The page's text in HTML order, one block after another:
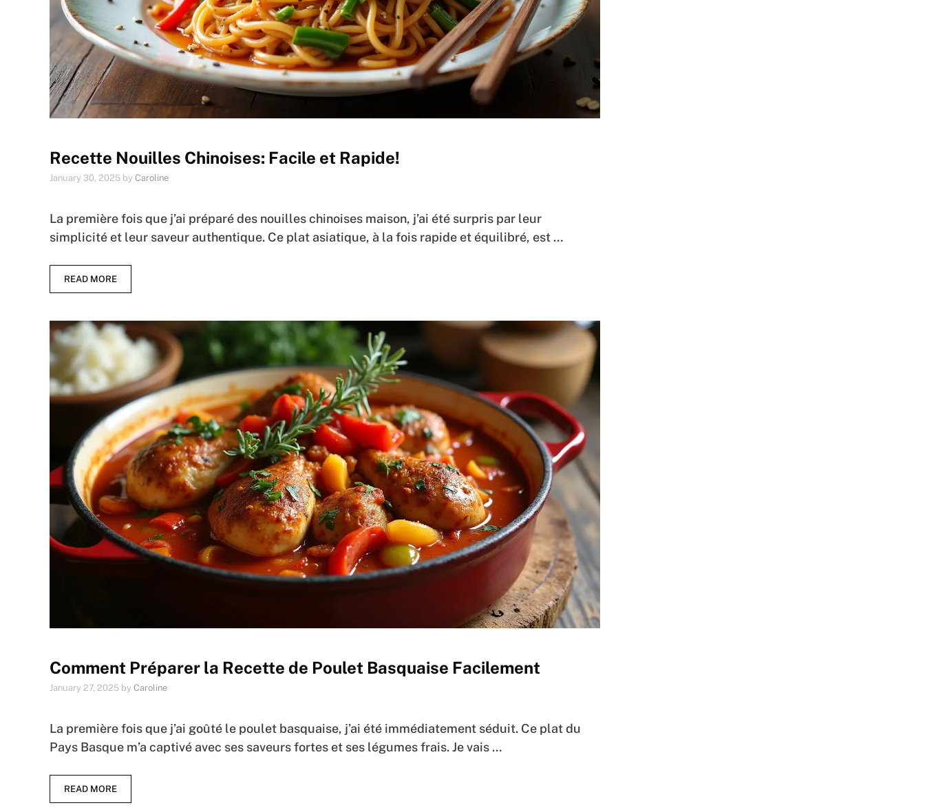
Recette Nouilles Chinoises: Facile et Rapide!
January 30, 2025 by Caroline
La première fois que j’ai préparé des nouilles chinoises maison, j’ai été surpris par leur
simplicité et leur saveur authentique. Ce plat asiatique, à la fois rapide et équilibré, est …
READ MORE
Comment Préparer la Recette de Poulet Basquaise Facilement
January 27, 2025 by Caroline
La première fois que j’ai goûté le poulet basquaise, j’ai été immédiatement séduit. Ce plat du
Pays Basque m’a captivé avec ses saveurs fortes et ses légumes frais. Je vais …
READ MORE